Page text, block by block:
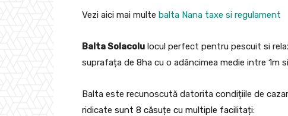
Vezi aici mai multe balta Nana taxe si regulament
Balta Solacolu locul perfect pentru pescuit si
suprafața de 8ha cu o adâncimea medie intre 1m
Balta este recunoscută datorita condițiile de
ridicate sunt 8 căsuțe cu multiple facilitați: